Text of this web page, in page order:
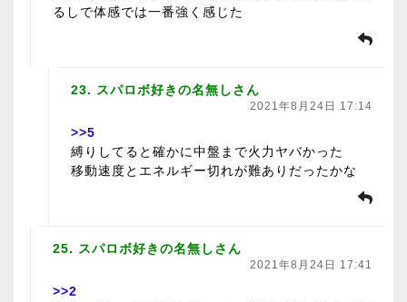
るしで体感では一番強く感じた
23. スパロボ好きの名無しさん
2021年8月24日 17:14
>>5
縛りしてると確かに中盤まで火力ヤバかった
移動速度とエネルギー切れが難ありだったかな
25. スパロボ好きの名無しさん
2021年8月24日 17:41
>>2